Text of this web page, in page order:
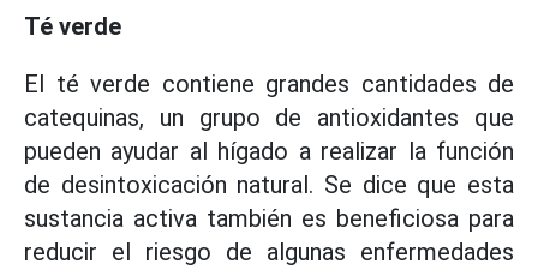
Té verde
El té verde contiene grandes cantidades de
catequinas, un grupo de antioxidantes que
pueden ayudar al hígado a realizar la función
de desintoxicación natural. Se dice que esta
sustancia activa también es beneficiosa para
reducir el riesgo de algunas enfermedades